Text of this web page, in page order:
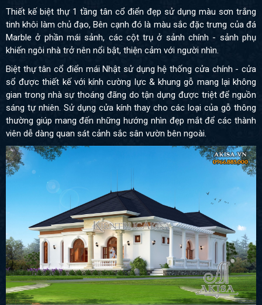
Thiết kế biệt thự 1 tầng tân cổ điển đẹp sử dụng màu sơn trắng
tinh khôi làm chủ đạo, Bên cạnh đó là màu sắc đặc trưng của đá
Marble ở phần mái sảnh, các cột trụ ở sảnh chính - sảnh phụ
khiến ngôi nhà trở nên nổi bật, thiện cảm với người nhìn.
Biệt thự tân cổ điển mái Nhật sử dụng hệ thống cửa chính - cửa
sổ được thiết kế với kính cường lực & khung gỗ mang lại không
gian trong nhà sự thoáng đãng do tận dụng được triệt để nguồn
sáng tự nhiên. Sử dụng cửa kính thay cho các loại của gỗ thông
thường giúp mang đến những hướng nhìn đẹp mắt để các thành
viên dễ dàng quan sát cảnh sắc sân vườn bên ngoài.